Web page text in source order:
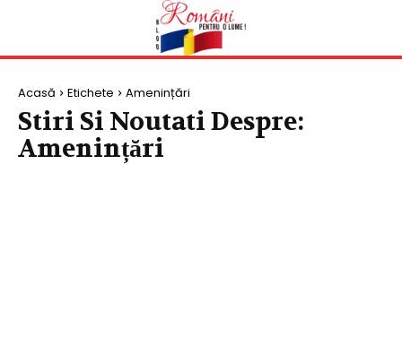
Acasă Etichete Amenințări
Stiri Si Noutati Despre:
Amenințări